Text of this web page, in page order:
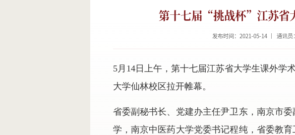
第十七届“挑战杯”江苏省
发布时间：2021-05-14 通讯员
5月14日上午，第十七届江苏省大学生课外学
大学仙林校区拉开帷幕。
省委副秘书长、党建办主任尹卫东，南京市
学，南京中医药大学党委书记程纯，省委教